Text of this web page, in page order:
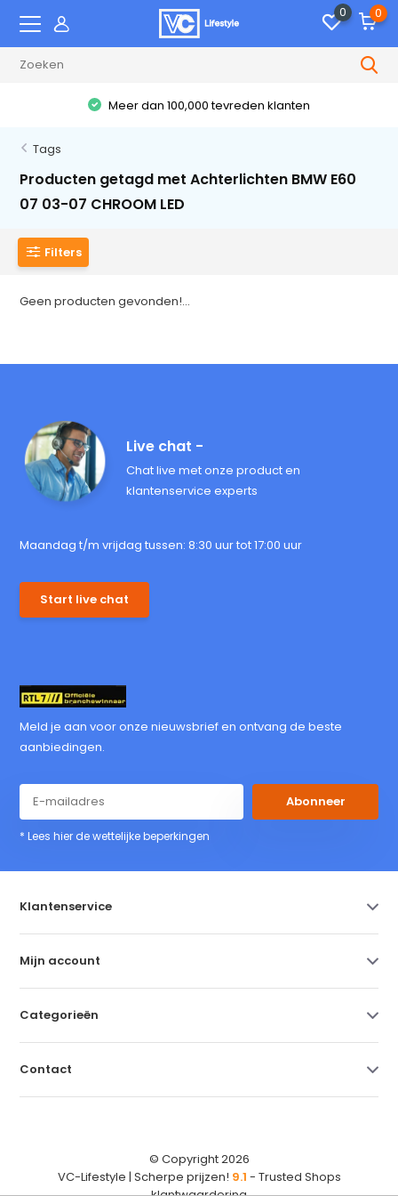
0 0
Meer dan 100,000 tevreden klanten
Tags
Producten getagd met Achterlichten BMW E60
07 03-07 CHROOM LED
Filters
Geen producten gevonden!...
Live chat -
Chat live met onze product en
klantenservice experts
Maandag t/m vrijdag tussen: 8:30 uur tot 17:00 uur
Start live chat
Meld je aan voor onze nieuwsbrief en ontvang de beste
aanbiedingen.
Abonneer
* Lees hier de wettelijke beperkingen
Klantenservice
Mijn account
Categorieën
Contact
© Copyright 2026
VC-Lifestyle | Scherpe prijzen! 9.1 - Trusted Shops